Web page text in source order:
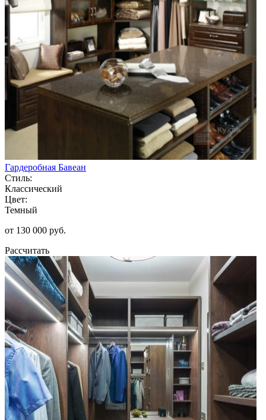
Гардеробная Бавеан
Стиль:
Классический
Цвет:
Темный
от 130 000 руб.
Рассчитать